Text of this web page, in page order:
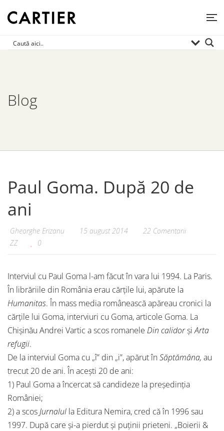
Blog
Paul Goma. După 20 de
ani
Gheorghe Erizanu 15 august 2014
22 Comentarii
ZZ
0
Interviul cu Paul Goma l-am făcut în vara lui 1994. La Paris.
În librăriile din România erau cărțile lui, apărute la
Humanitas. În mass media românească apăreau cronici la
cărțile lui Goma, interviuri cu Goma, articole Goma. La
Chișinău Andrei Vartic a scos romanele Din calidorșiArta
refugii.
De la interviul Goma cu „î” din „i”, apărut înSăptămâna, au
trecut 20 de ani. În acești 20 de ani:
1) Paul Goma a încercat să candideze la președinția
României;
2) a scosJurnalul la Editura Nemira, cred că în 1996 sau
1997. După care și-a pierdut și puținii prieteni. „Boierii &